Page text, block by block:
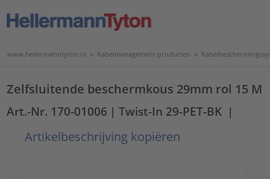
www.hellermanntyton.nl > Kabelmanagement producten >
Zelfsluitende beschermkous 29mm rol 15 M
Art.-Nr. 170-01006 | Twist-In 29-PET-BK |
Artikelbeschrijving kopiëren